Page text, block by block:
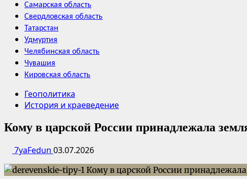
Самарская область
Свердловская область
Татарстан
Удмуртия
Челябинская область
Чувашия
Кировская область
Геополитика
История и краеведение
Кому в царской России принадлежала
7yaFedun 03.07.2026